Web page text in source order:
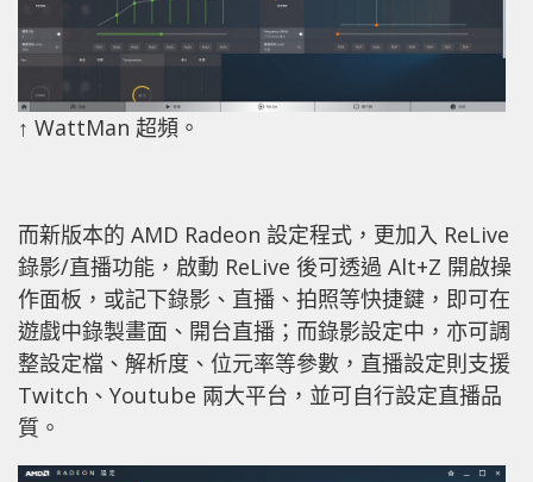
↑ WattMan 超頻。
而新版本的 AMD Radeon 設定程式，更加入 ReLive
錄影/直播功能，啟動 ReLive 後可透過 Alt+Z 開啟操
作面板，或記下錄影、直播、拍照等快捷鍵，即可在
遊戲中錄製畫面、開台直播；而錄影設定中，亦可調
整設定檔、解析度、位元率等參數，直播設定則支援
Twitch、Youtube 兩大平台，並可自行設定直播品
質。